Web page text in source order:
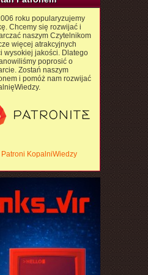
roku popularyzujemy
Chcemy się rozwijać i
naszym Czytelnikom
więcej atrakcyjnych
wysokiej jakości. Dlatego
poprosić o
Zostań naszym
i pomóż nam rozwijać
Patroni KopalniWiedzy